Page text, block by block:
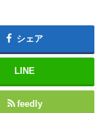
シェア
LINE
feedly